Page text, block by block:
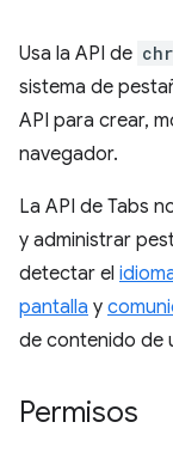
Usa la API de
sistema de
API para crear,
navegador.
La API de Tabs
y administrar
detectar el
pantalla y
de contenido de
Permisos